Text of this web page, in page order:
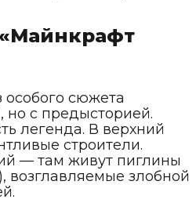
сюжета
но с предысторией.
легенда. В верхний
строители.
— там живут пиглины
возглавляемые злобной